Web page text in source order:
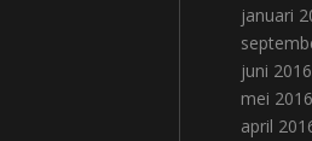
januari
juni 2016
mei 2016
april